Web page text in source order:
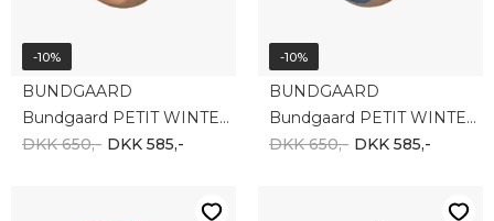
-10%
BUNDGAARD
Bundgaard PETIT WINTER BG303201-2115
DKK 650,- DKK 585,-
-10%
BUNDGAARD
Bundgaard PETIT WINTER BG303201-5185
DKK 650,- DKK 585,-